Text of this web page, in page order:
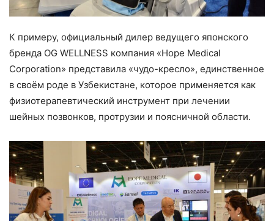
К примеру, официальный дилер ведущего японского
бренда OG WELLNESS компания «Hope Medical
Corporation» представила «чудо-кресло», единственное
в своём роде в Узбекистане, которое применяется как
физиотерапевтический инструмент при лечении
шейных позвонков, протрузии и поясничной области.